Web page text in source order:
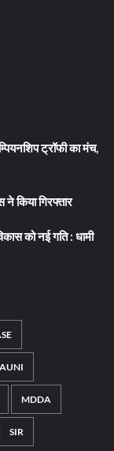
ट्रॉफी का मंच,
किया गिरफ्तार
को नई गति : धामी
MDDA
SIR